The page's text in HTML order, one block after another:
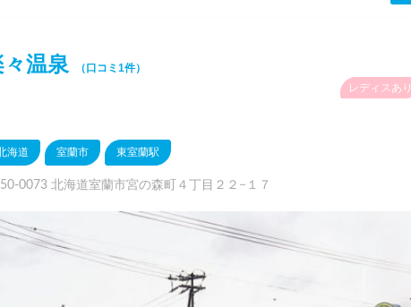
温泉 （口コミ1件）
レディスあり
海道 室蘭市 東室蘭駅
0073 北海道室蘭市宮の森町４丁目２２−１７